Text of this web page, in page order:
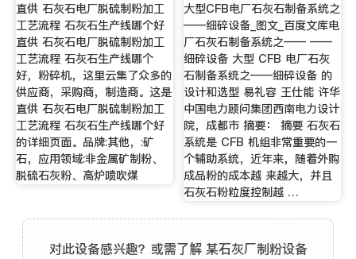
直供 石灰石电厂脱硫制粉加工
工艺流程 石灰石生产线哪个好
直供 石灰石电厂脱硫制粉加工
工艺流程 石灰石生产线哪个
好，粉碎机，这里云集了众多的
供应商，采购商，制造商。这是
直供 石灰石电厂脱硫制粉加工
工艺流程 石灰石生产线哪个好
的详细页面。品牌:其他，:矿
石，应用领域:非金属矿制粉、
脱硫石灰粉、高炉喷吹煤
大型CFB电厂石灰石制备系统之
——细碎设备_图文_百度文库电
厂石灰石制备系统之—— ——
细碎设备 大型 CFB 电厂石灰
石制备系统之——细碎设备 的
设计和选型 易礼容 王仕能 许华
中国电力顾问集团西南电力设计
院，成都市 摘要： 摘要 石灰石
系统是 CFB 机组非常重要的一
个辅助系统，近年来，随着外购
成品粉的成本越 来越大，并且
石灰石粉粒度控制越 …
对此设备感兴趣？或需了解 某石灰厂制粉设备